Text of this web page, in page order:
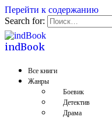
Перейти к содержанию
Search for:
indBook
Все книги
Жанры
Боевик
Детектив
Драма